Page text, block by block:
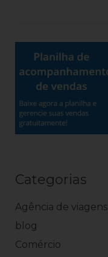
Categorias
Agência de viagens
blog
Comércio